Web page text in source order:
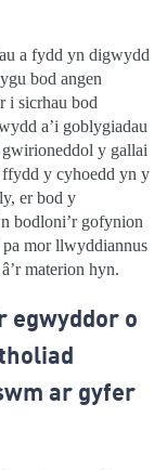
a fydd yn digwydd
bod angen
i sicrhau bod
a’i goblygiadau
y gallai
y cyhoedd yn y
er bod y
bodloni’r gofynion
mor llwyddiannus
materion hyn.
egwyddor o
ar gyfer